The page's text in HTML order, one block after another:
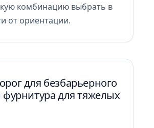
комбинацию выбрать в
от ориентации.
для безбарьерного
фурнитура для тяжелых